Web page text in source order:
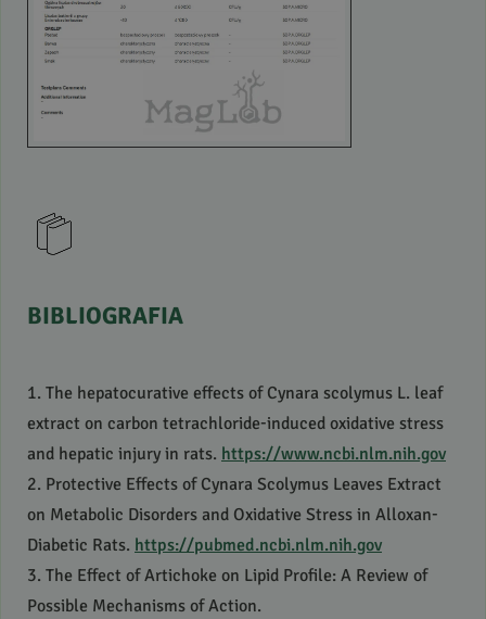
BIBLIOGRAFIA
1. The hepatocurative effects of Cynara scolymus L. leaf
extract on carbon tetrachloride-induced oxidative stress
and hepatic injury in rats. https://www.ncbi.nlm.nih.gov
2. Protective Effects of Cynara Scolymus Leaves Extract
on Metabolic Disorders and Oxidative Stress in Alloxan-
Diabetic Rats. https://pubmed.ncbi.nlm.nih.gov
3. The Effect of Artichoke on Lipid Profile: A Review of
Possible Mechanisms of Action.